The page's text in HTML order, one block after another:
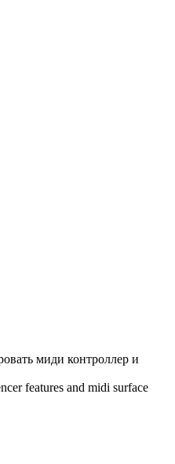
миди контроллер и
features and midi surface